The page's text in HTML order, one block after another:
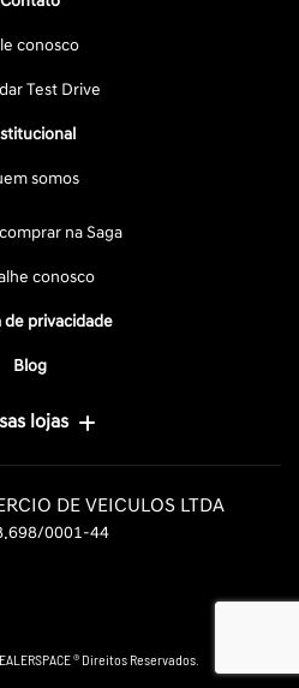
conosco
Test Drive
somos
na Saga
conosco
de privacidade
Blog
lojas
DE VEICULOS LTDA
0001-44
® Direitos Reservados.